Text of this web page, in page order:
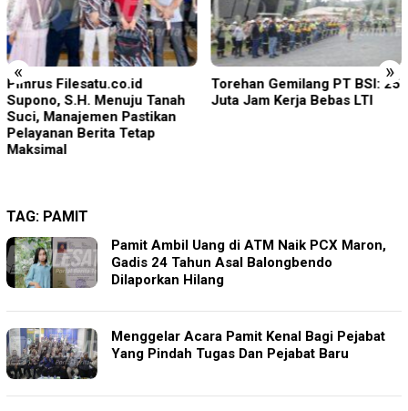
« »
Filesatu.co.id
S.H. Menuju Tanah
Manajemen Pastikan
Berita Tetap
Torehan Gemilang PT BSI: 25
Juta Jam Kerja Bebas LTI
TAG: PAMIT
Pamit Ambil Uang di ATM Naik PCX Maron,
Gadis 24 Tahun Asal Balongbendo
Dilaporkan Hilang
Menggelar Acara Pamit Kenal Bagi Pejabat
Yang Pindah Tugas Dan Pejabat Baru